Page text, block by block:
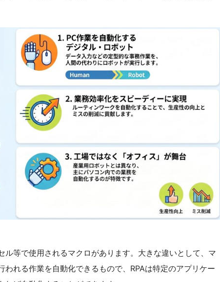
等で使用されるマクロがあります。大きな違いとして、マ
れる作業を自動化できるもので、RPAは特定のアプリケー